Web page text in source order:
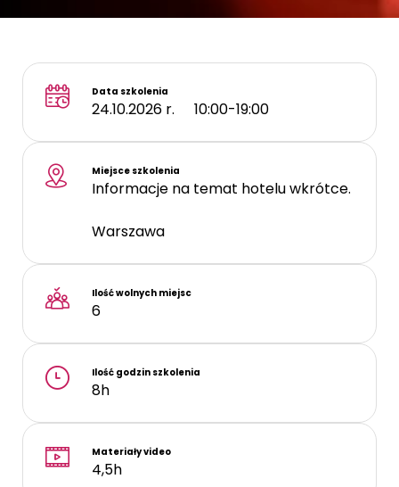
Data szkolenia
24.10.2026 r. 10:00-19:00
Miejsce szkolenia
Informacje na temat hotelu wkrótce.
Warszawa
Ilość wolnych miejsc
6
Ilość godzin szkolenia
8h
Materiały video
4,5h